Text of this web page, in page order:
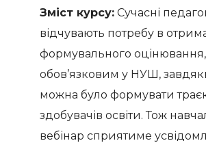
Зміст курсу: Сучасні
відчувають потребу в
формувального
обов’язковим у НУШ,
можна було формувати
здобувачів освіти. Тож
вебінар сприятиме